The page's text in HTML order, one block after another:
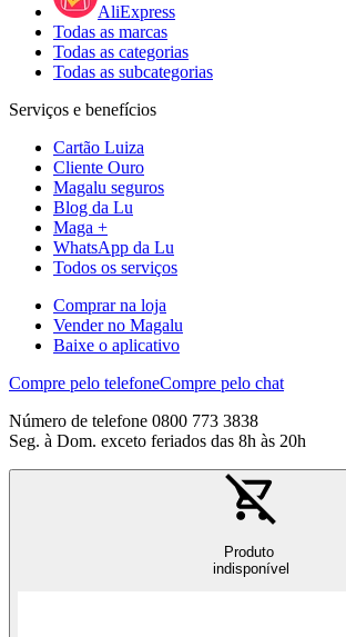
AliExpress
Todas as marcas
Todas as categorias
Todas as subcategorias
Serviços e benefícios
Cartão Luiza
Cliente Ouro
Magalu seguros
Blog da Lu
Maga +
WhatsApp da Lu
Todos os serviços
Comprar na loja
Vender no Magalu
Baixe o aplicativo
Compre pelo telefoneCompre pelo chat
Número de telefone 0800 773 3838
Seg. à Dom. exceto feriados das 8h às 20h
Produto
indisponível